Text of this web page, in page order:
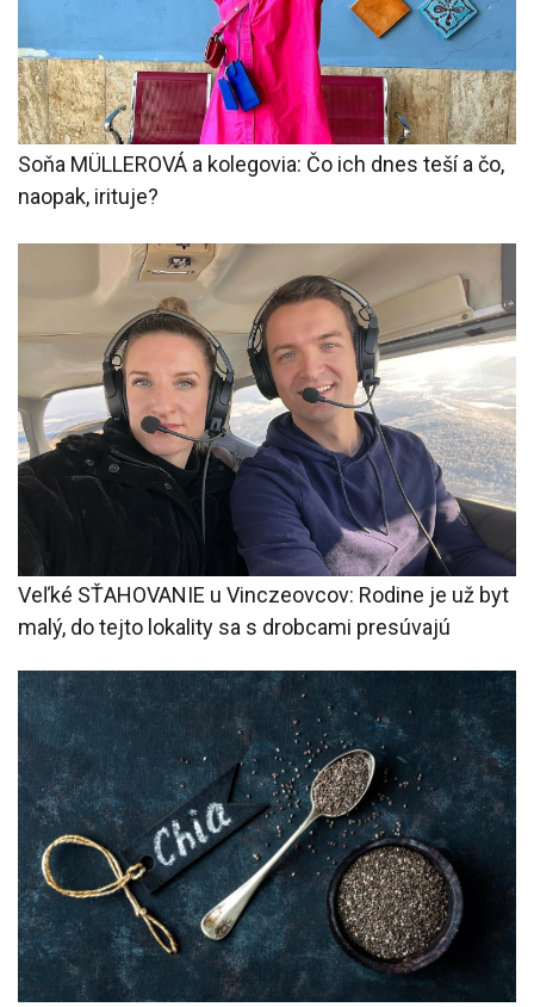
Soňa MÜLLEROVÁ a kolegovia: Čo ich dnes teší a čo,
naopak, irituje?
Veľké SŤAHOVANIE u Vinczeovcov: Rodine je už byt
malý, do tejto lokality sa s drobcami presúvajú